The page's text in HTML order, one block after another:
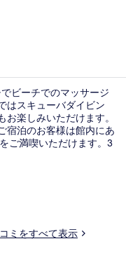
ビーチでのマッサージ
はスキューバダイビン
楽しみいただけます。
宿泊のお客様は館内にあ
ご満喫いただけます。3
クラブ (無料)、プール
どが、この高級リゾー
フを高く評価していま
ミをすべて表示